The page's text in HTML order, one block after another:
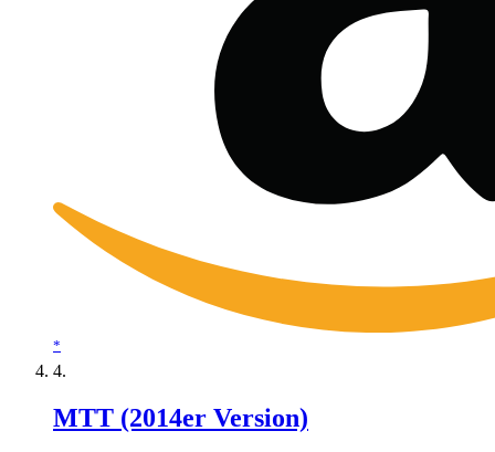
*
MTT (2014er Version)